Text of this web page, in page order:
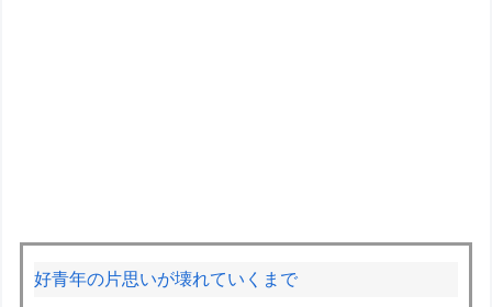
好青年の片思いが壊れていくまで